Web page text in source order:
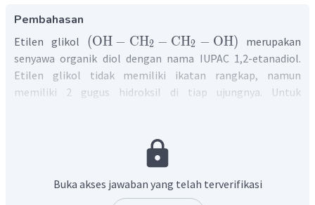
Pembahasan
Etilen glikol (OH − CH2 − CH2 − OH) merupakan
senyawa organik diol dengan nama IUPAC 1,2-etanadiol.
Etilen glikol tidak memiliki ikatan rangkap, namun
memiliki 2 gugus hidroksil di tiap ujungnya. Untuk
ujung-ujungnya. Sehingga saat penambahan monomer
akan disertai dengan pelepasan molekul lain. Pada
glikol (PEG) dengan produk sampingH O .
Buka akses jawaban yang telah terverifikasi